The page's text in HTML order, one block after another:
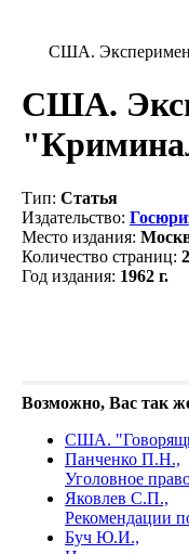
США.
США.
Тип: Статья
Издательство:
Место издания:
Количество страниц:
Год издания: 1962 г.
Возможно, Вас так
США.
Панченко П.Н.,
Уголовное
Яковлев С.П.,
Рекомендации
Буч Ю.И.,